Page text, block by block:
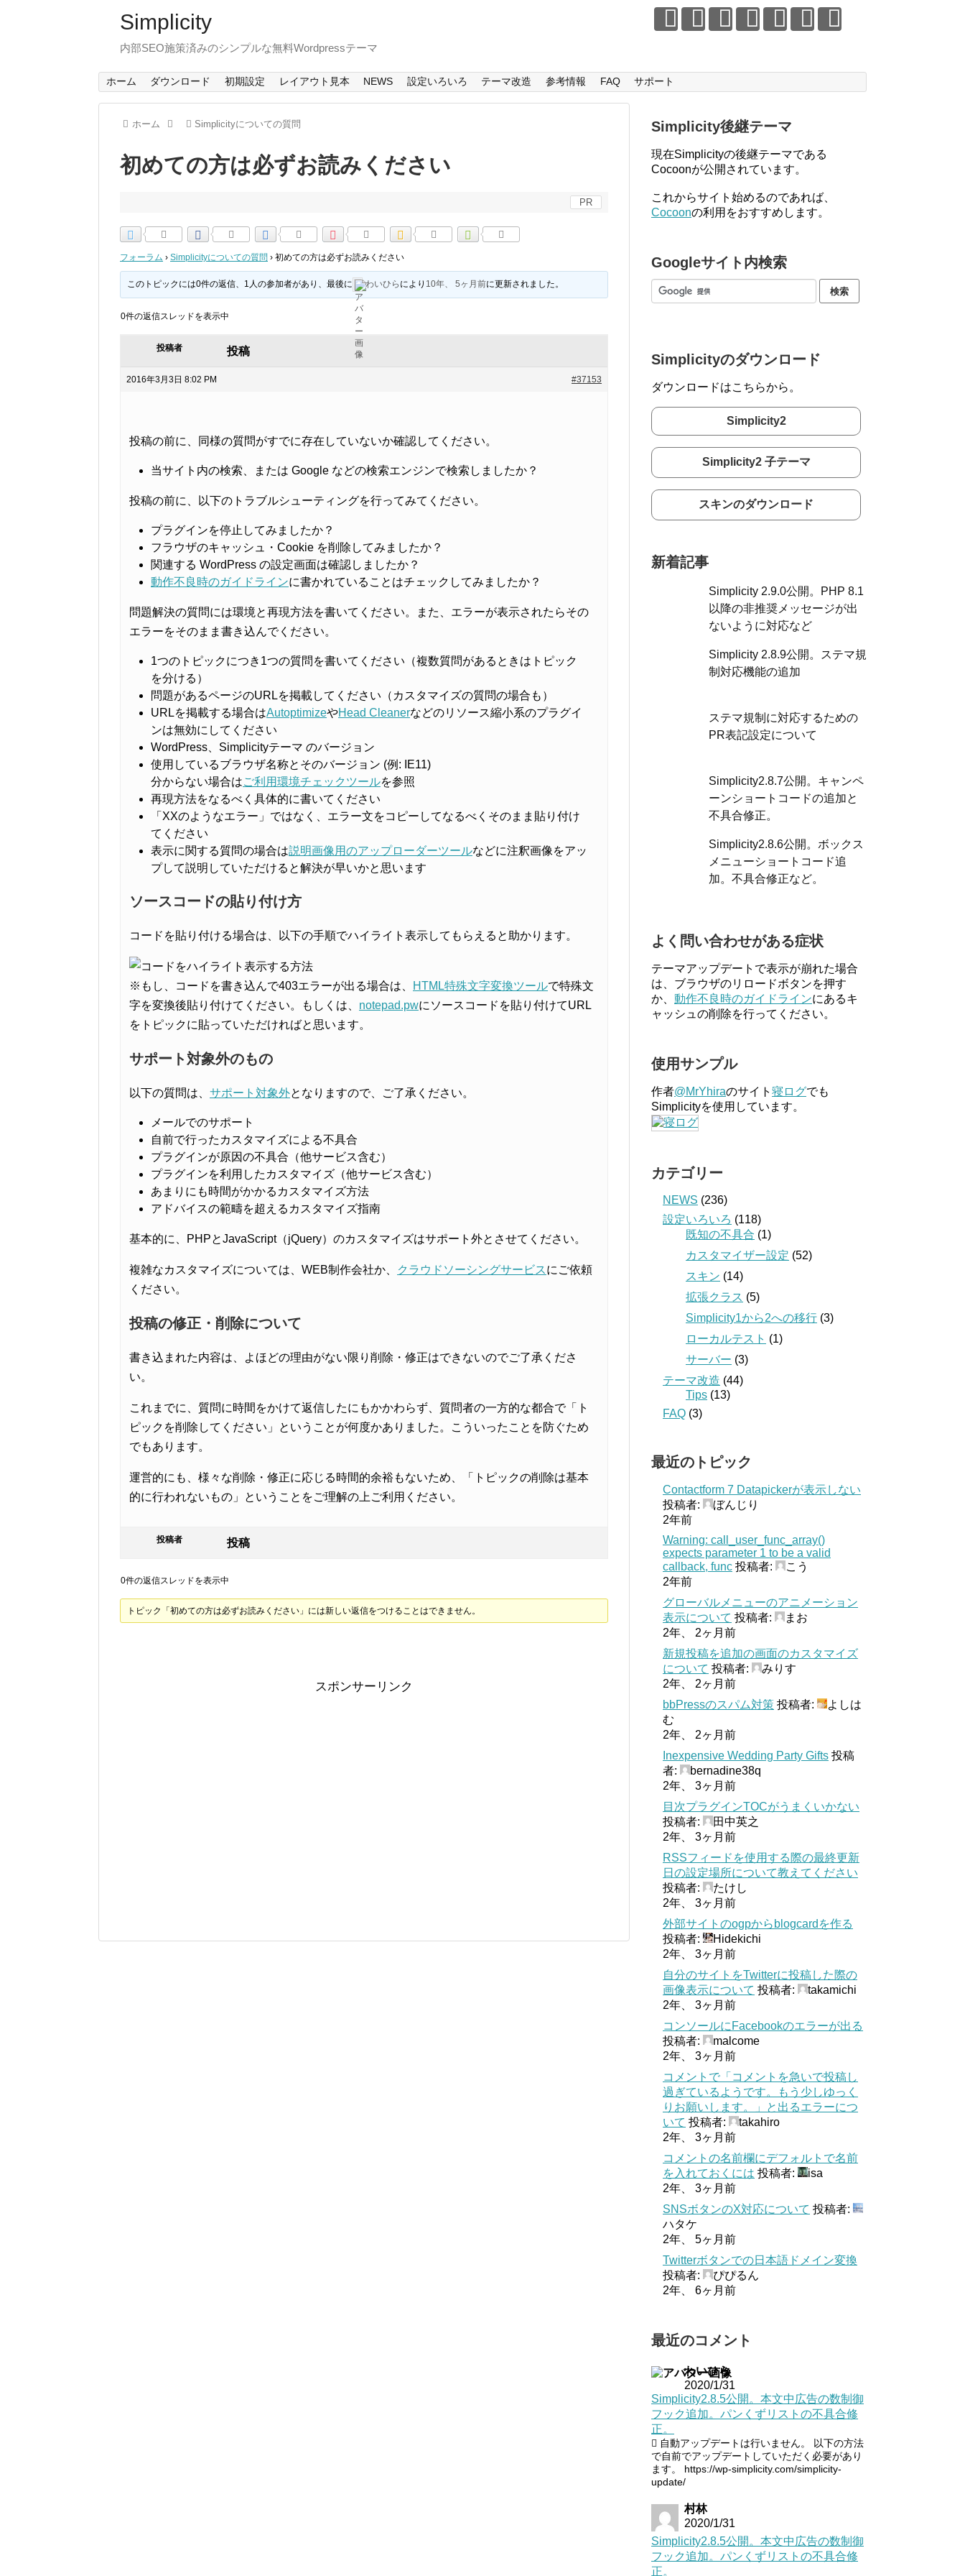
Simplicity
内部SEO施策済みのシンプルな無料Wordpressテーマ
ホーム ダウンロード 初期設定 レイアウト見本 NEWS 設定いろいろ テーマ改造 参考情報 FAQ サポート
ホーム Simplicityについての質問
初めての方は必ずお読みください
PR
フォーラム › Simplicityについての質問 › 初めての方は必ずお読みください
このトピックには0件の返信、1人の参加者があり、最後に わいひら により 10年、 5ヶ月前に更新されました。
0件の返信スレッドを表示中
投稿者 投稿
2016年3月3日 8:02 PM #37153
投稿の前に、同様の質問がすでに存在していないか確認してください。
当サイト内の検索、または Google などの検索エンジンで検索しましたか？
投稿の前に、以下のトラブルシューティングを行ってみてください。
プラグインを停止してみましたか？
フラウザのキャッシュ・Cookie を削除してみましたか？
関連する WordPress の設定画面は確認しましたか？
動作不良時のガイドラインに書かれていることはチェックしてみましたか？
問題解決の質問には環境と再現方法を書いてください。また、エラーが表示されたらその
エラーをそのまま書き込んでください。
1つのトピックにつき1つの質問を書いてください（複数質問があるときはトピック
を分ける）
問題があるページのURLを掲載してください（カスタマイズの質問の場合も）
URLを掲載する場合はAutoptimizeやHead Cleanerなどのリソース縮小系のプラグイ
ンは無効にしてください
WordPress、Simplicityテーマ のバージョン
使用しているブラウザ名称とそのバージョン (例: IE11)
分からない場合はご利用環境チェックツールを参照
再現方法をなるべく具体的に書いてください
「XXのようなエラー」ではなく、エラー文をコピーしてなるべくそのまま貼り付け
てください
表示に関する質問の場合は説明画像用のアップローダーツールなどに注釈画像をアッ
プして説明していただけると解決が早いかと思います
ソースコードの貼り付け方
コードを貼り付ける場合は、以下の手順でハイライト表示してもらえると助かります。
※もし、コードを書き込んで403エラーが出る場合は、 HTML特殊文字変換ツールで特殊文
字を変換後貼り付けてください。もしくは、 notepad.pwにソースコードを貼り付けてURL
をトピックに貼っていただければと思います。
サポート対象外のもの
以下の質問は、 サポート対象外となりますので、ご了承ください。
メールでのサポート
自前で行ったカスタマイズによる不具合
プラグインが原因の不具合（他サービス含む）
プラグインを利用したカスタマイズ（他サービス含む）
あまりにも時間がかかるカスタマイズ方法
アドバイスの範疇を超えるカスタマイズ指南
基本的に、PHPとJavaScript（jQuery）のカスタマイズはサポート外とさせてください。
複雑なカスタマイズについては、WEB制作会社か、 クラウドソーシングサービスにご依頼
ください。
投稿の修正・削除について
書き込まれた内容は、よほどの理由がない限り削除・修正はできないのでご了承くださ
い。
これまでに、質問に時間をかけて返信したにもかかわらず、質問者の一方的な都合で「ト
ピックを削除してください」ということが何度かありました。こういったことを防ぐため
でもあります。
運営的にも、様々な削除・修正に応じる時間的余裕もないため、「トピックの削除は基本
的に行われないもの」ということをご理解の上ご利用ください。
投稿者 投稿
0件の返信スレッドを表示中
トピック「初めての方は必ずお読みください」には新しい返信をつけることはできません。
スポンサーリンク
Simplicity後継テーマ
現在Simplicityの後継テーマである
Cocoonが公開されています。
これからサイト始めるのであれば、
Cocoonの利用をおすすめします。
Googleサイト内検索
Simplicityのダウンロード
ダウンロードはこちらから。
Simplicity2
Simplicity2 子テーマ
スキンのダウンロード
新着記事
Simplicity 2.9.0公開。PHP 8.1
以降の非推奨メッセージが出
ないように対応など
Simplicity 2.8.9公開。ステマ規
制対応機能の追加
ステマ規制に対応するための
PR表記設定について
Simplicity2.8.7公開。キャンペ
ーンショートコードの追加と
不具合修正。
Simplicity2.8.6公開。ボックス
メニューショートコード追
加。不具合修正など。
よく問い合わせがある症状
テーマアップデートで表示が崩れた場合
は、ブラウザのリロードボタンを押す
か、 動作不良時のガイドラインにあるキ
ャッシュの削除を行ってください。
使用サンプル
作者@MrYhiraのサイト 寝ログでも
Simplicityを使用しています。
カテゴリー
NEWS (236)
設定いろいろ (118)
既知の不具合 (1)
カスタマイザー設定 (52)
スキン (14)
拡張クラス (5)
Simplicity1から2への移行 (3)
ローカルテスト (1)
サーバー (3)
テーマ改造 (44)
Tips (13)
FAQ (3)
最近のトピック
Contactform 7 Datapickerが表示しない
投稿者:
ぼんじり
2年前
Warning: call_user_func_array()
expects parameter 1 to be a valid
callback, func 投稿者:
こう
2年前
グローバルメニューのアニメーション
表示について 投稿者:
まお
2年、 2ヶ月前
新規投稿を追加の画面のカスタマイズ
について 投稿者:
みりす
2年、 2ヶ月前
bbPressのスパム対策 投稿者:
よしは
む
2年、 2ヶ月前
Inexpensive Wedding Party Gifts 投稿
者:
bernadine38q
2年、 3ヶ月前
目次プラグインTOCがうまくいかない
投稿者:
田中英之
2年、 3ヶ月前
RSSフィードを使用する際の最終更新
日の設定場所について教えてください
投稿者:
たけし
2年、 3ヶ月前
外部サイトのogpからblogcardを作る
投稿者:
Hidekichi
2年、 3ヶ月前
自分のサイトをTwitterに投稿した際の
画像表示について 投稿者:
takamichi
2年、 3ヶ月前
コンソールにFacebookのエラーが出る
投稿者:
malcome
2年、 3ヶ月前
コメントで「コメントを急いで投稿し
過ぎているようです。もう少しゆっく
りお願いします。」と出るエラーにつ
いて 投稿者:
takahiro
2年、 3ヶ月前
コメントの名前欄にデフォルトで名前
を入れておくには 投稿者:
isa
2年、 3ヶ月前
SNSボタンのX対応について 投稿者:
ハタケ
2年、 5ヶ月前
Twitterボタンでの日本語ドメイン変換
投稿者:
ぴぴるん
2年、 6ヶ月前
最近のコメント
わいひら
2020/1/31
Simplicity2.8.5公開。本文中広告の数制御
フック追加。パンくずリストの不具合修
正。
自動アップデートは行いません。 以下の方法
で自前でアップデートしていただく必要があり
ます。 https://wp-simplicity.com/simplicity-
update/
村林
2020/1/31
Simplicity2.8.5公開。本文中広告の数制御
フック追加。パンくずリストの不具合修
正。